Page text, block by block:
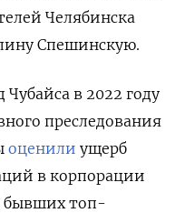
Челябинска
Спешинскую.
в 2022 году
преследования
оценили ущерб
в корпорации
бывших топ-